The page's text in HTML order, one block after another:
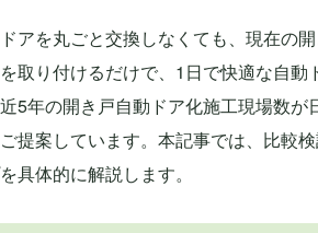
アを丸ごと交換しなくても、現在の
取り付けるだけで、1日で快適な自
5年の開き戸自動ドア化施工現場数
提案しています。本記事では、比較
具体的に解説します。